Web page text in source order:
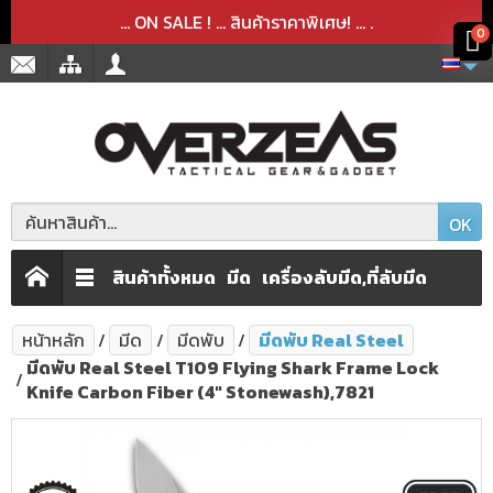
... ON SALE ! ... สินค้าราคาพิเศษ! ... .
OK
สินค้าทั้งหมด มีด เครื่องลับมีด,ที่ลับมีด
หน้าหลัก มีด มีดพับ
มีดพับ Real Steel
มีดพับ Real Steel T109 Flying Shark Frame Lock
Knife Carbon Fiber (4" Stonewash),7821
สินค้าได้เพิ่มลงในตะกร้าเรียบร้อยแล้ว
สินค้าได้ถูกลบออกจากตะกร้าเรียบร้อยแล้ว
0